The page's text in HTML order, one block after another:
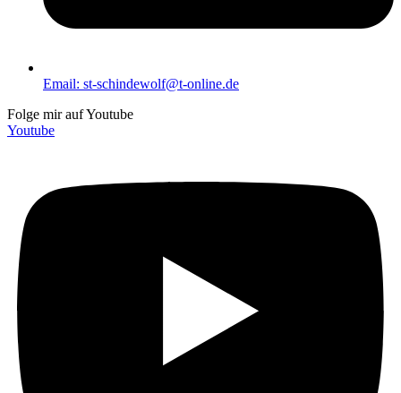
Email: st-schindewolf@t-online.de
Folge mir auf Youtube
Youtube